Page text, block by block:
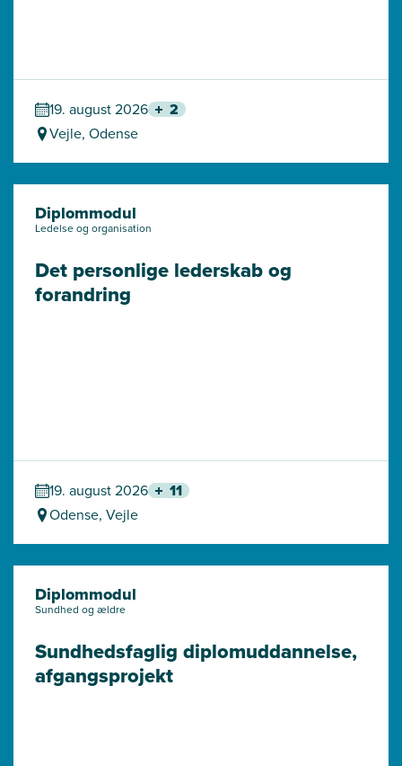
19. august 2026
2
Vejle, Odense
Diplommodul
Ledelse og organisation
Det personlige lederskab og
forandring
19. august 2026
11
Odense, Vejle
Diplommodul
Sundhed og ældre
Sundhedsfaglig diplomuddannelse,
afgangsprojekt